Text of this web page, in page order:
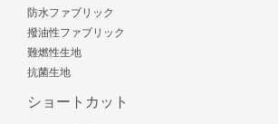
防水ファブリック
撥油性ファブリック
難燃性生地
抗菌生地
ショートカット